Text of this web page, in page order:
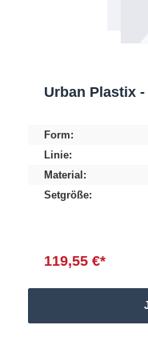
Urban Plastix
Form:
Linie:
Material:
Setgröße:
119,55 €*